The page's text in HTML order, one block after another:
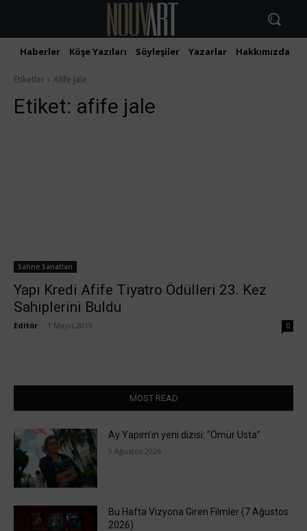
Haberler Köşe Yazıları Söyleşiler Yazarlar Hakkımızda
Etiketler Afife jale
Etiket: afife jale
Sahne Sanatları
Yapı Kredi Afife Tiyatro Ödülleri 23. Kez
Sahiplerini Buldu
Editör 1 Mayıs 2019 0
MOST READ
Ay Yapım’ın yeni dizisi: “Ömür Usta”
9 Ağustos 2026
Bu Hafta Vizyona Giren Filmler (7 Ağustos
2026)